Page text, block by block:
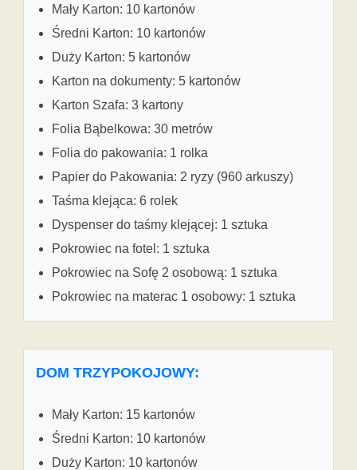
Mały Karton: 10 kartonów
Średni Karton: 10 kartonów
Duży Karton: 5 kartonów
Karton na dokumenty: 5 kartonów
Karton Szafa: 3 kartony
Folia Bąbelkowa: 30 metrów
Folia do pakowania: 1 rolka
Papier do Pakowania: 2 ryzy (960 arkuszy)
Taśma klejąca: 6 rolek
Dyspenser do taśmy klejącej: 1 sztuka
Pokrowiec na fotel: 1 sztuka
Pokrowiec na Sofę 2 osobową: 1 sztuka
Pokrowiec na materac 1 osobowy: 1 sztuka
DOM TRZYPOKOJOWY:
Mały Karton: 15 kartonów
Średni Karton: 10 kartonów
Duży Karton: 10 kartonów